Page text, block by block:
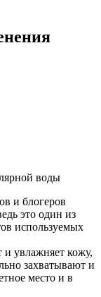
и блогеров
это один из
используемых
и увлажняет кожу,
захватывают и
место и в